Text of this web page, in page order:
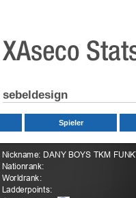
sebeldesign
Spieler